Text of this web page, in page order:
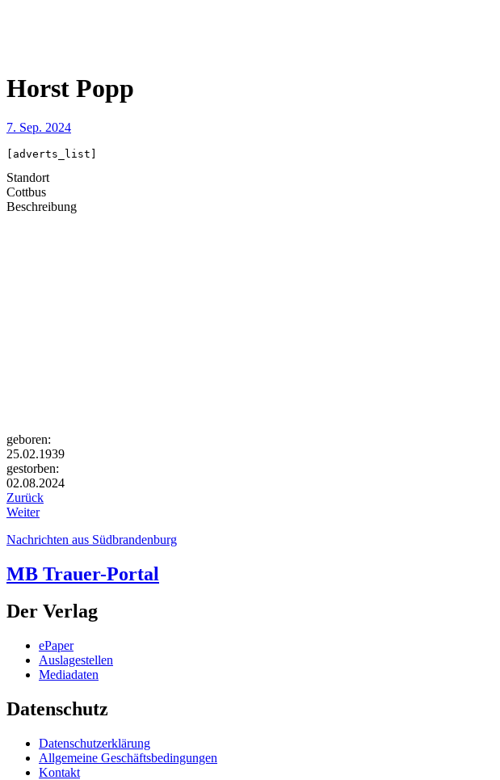
Horst Popp
7. Sep. 2024
[adverts_list]
Standort
Cottbus
Beschreibung
geboren:
25.02.1939
gestorben:
02.08.2024
Zurück
Weiter
Nachrichten aus Südbrandenburg
MB Trauer-Portal
Der Verlag
ePaper
Auslagestellen
Mediadaten
Datenschutz
Datenschutzerklärung
Allgemeine Geschäftsbedingungen
Kontakt